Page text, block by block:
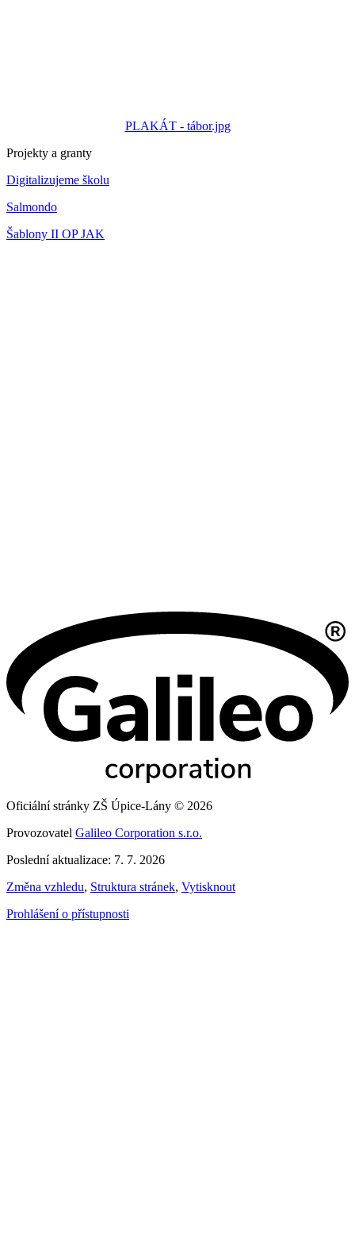
PLAKÁT - tábor.jpg
Projekty a granty
Digitalizujeme školu
Salmondo
Šablony II OP JAK
Oficiální stránky ZŠ Úpice-Lány © 2026
Provozovatel Galileo Corporation s.r.o.
Poslední aktualizace: 7. 7. 2026
Změna vzhledu, Struktura stránek, Vytisknout
Prohlášení o přístupnosti